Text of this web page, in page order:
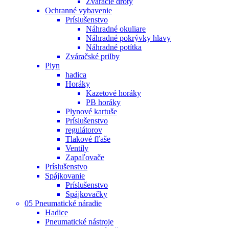
Ochranné vybavenie
Príslušenstvo
Náhradné okuliare
Náhradné pokrývky hlavy
Náhradné potítka
Zváračské prilby
Plyn
hadica
Horáky
Kazetové horáky
PB horáky
Plynové kartuše
Príslušenstvo
regulátorov
Tlakové fľaše
Ventily
Zapaľovače
Príslušenstvo
Spájkovanie
Príslušenstvo
Spájkovačky
05 Pneumatické náradie
Hadice
Pneumatické nástroje